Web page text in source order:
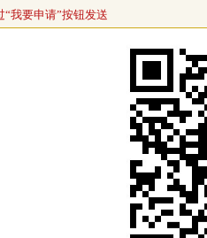
“我要申请”按钮发送